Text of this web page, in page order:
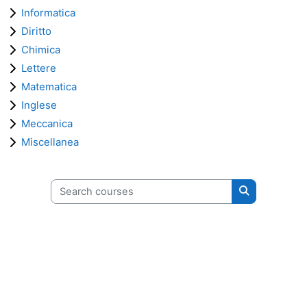
Informatica
Diritto
Chimica
Lettere
Matematica
Inglese
Meccanica
Miscellanea
Search courses
Search